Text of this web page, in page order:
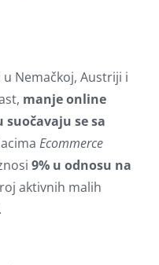
Nemačkoj, Austriji i
manje online
suočavaju se sa
Ecommerce
9% u odnosu na
aktivnih malih